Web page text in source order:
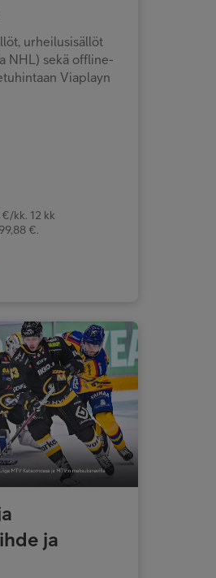
urheilusisällöt
NHL) sekä offline-
Viaplayn
€/kk. 12 kk
€.
ja